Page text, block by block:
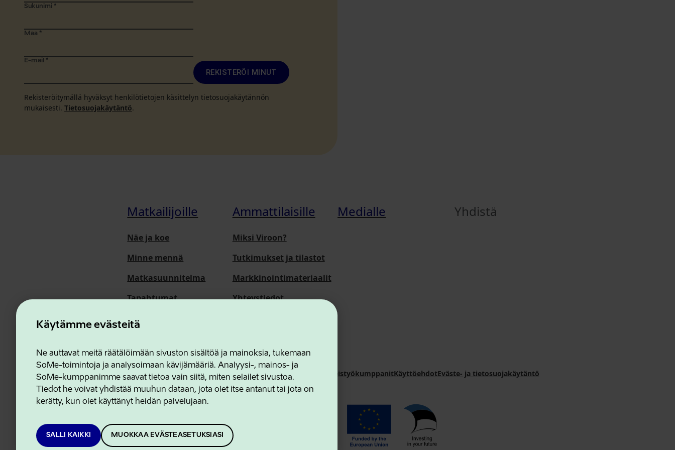
Käytämme evästeitä
Ne auttavat meitä räätälöimään sivuston sisältöä ja mainoksia, tukemaan
SoMe-toimintoja ja analysoimaan kävijämääriä. Analyysi-, mainos- ja
SoMe-kumppanimme saavat tietoa vain siitä, miten selailet sivustoa.
Tiedot he voivat yhdistää muuhun dataan, jota olet itse antanut tai jota on
kerätty, kun olet käyttänyt heidän palvelujaan.
SALLI KAIKKI MUOKKAA EVÄSTEASETUKSIASI
Sukunimi *
Maa *
E-mail *
REKISTERÖI MINUT
Rekisteröitymällä hyväksyt henkilötietojen käsittelyn tietosuojakäytännön
mukaisesti. Tietosuojakäytäntö.
Matkailijoille
Näe ja koe
Minne mennä
Matkasuunnitelma
Tapahtumat
Meistä
Ammattilaisille
Miksi Viroon?
Tutkimukset ja tilastot
Markkinointimateriaalit
Yhteystiedot
Medialle Yhdistä
Estonian Business and Innovation AgencyYhteystiedot YhteistyökumppanitKäyttöehdotEväste- ja tietosuojakäytäntö